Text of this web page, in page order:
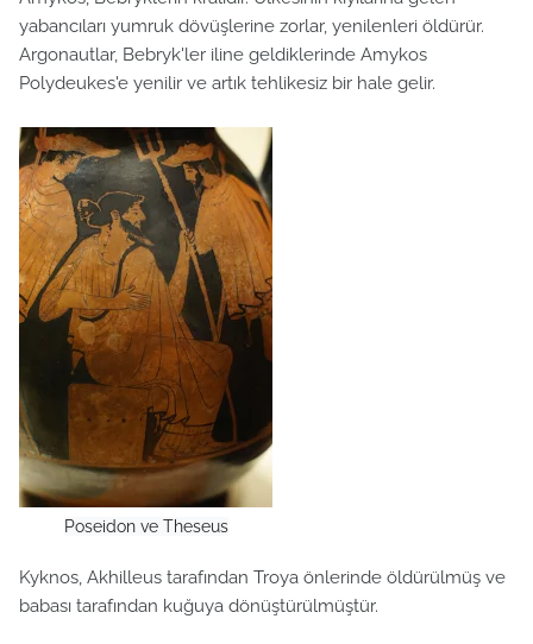
yabancıları yumruk dövüşlerine zorlar, yenilenleri öldürür.
Argonautlar, Bebryk'ler iline geldiklerinde Amykos
Polydeukes'e yenilir ve artık tehlikesiz bir hale gelir.
Poseidon ve Theseus
Kyknos, Akhilleus tarafından Troya önlerinde öldürülmüş ve
babası tarafından kuğuya dönüştürülmüştür.